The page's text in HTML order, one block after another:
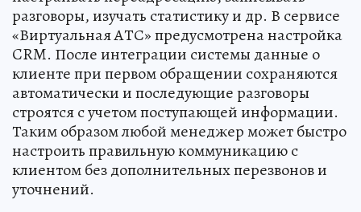
разговоры, изучать статистику и др. В сервисе
«Виртуальная АТС» предусмотрена настройка
CRM. После интеграции системы данные о
клиенте при первом обращении сохраняются
автоматически и последующие разговоры
строятся с учетом поступающей информации.
Таким образом любой менеджер может быстро
настроить правильную коммуникацию с
клиентом без дополнительных перезвонов и
уточнений.